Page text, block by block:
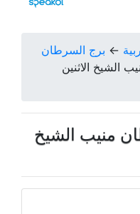
← برج السرطان
الشيخ الاثنين
منيب الشيخ